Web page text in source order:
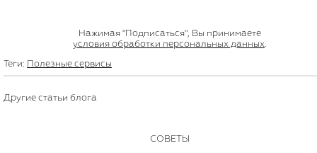
Нажимая "Подписаться", Вы принимаете
условия обработки персональных данных.
Теги: Полезные сервисы
Другие статьи блога
СОВЕТЫ